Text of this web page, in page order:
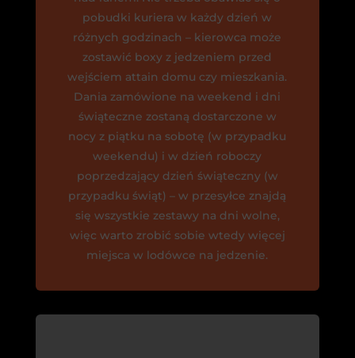
pobudki kuriera w każdy dzień w
różnych godzinach – kierowca może
zostawić boxy z jedzeniem przed
wejściem attain domu czy mieszkania.
Dania zamówione na weekend i dni
świąteczne zostaną dostarczone w
nocy z piątku na sobotę (w przypadku
weekendu) i w dzień roboczy
poprzedzający dzień świąteczny (w
przypadku świąt) – w przesyłce znajdą
się wszystkie zestawy na dni wolne,
więc warto zrobić sobie wtedy więcej
miejsca w lodówce na jedzenie.